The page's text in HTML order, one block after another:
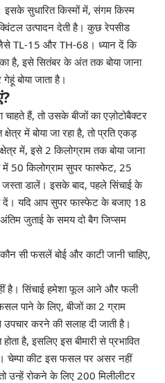
सुधारित किस्मों में, संगम किस्म
उत्पादन देती है। कुछ रेपसीड
TL-15 और TH-68। ध्यान दें कि
है, इसे सितंबर के अंत तक बोया जाना
बोया जाता है।
हैं, तो उसके बीजों का एज़ोटोबैक्टर
में बोया जा रहा है, तो प्रति एकड़
में, इसे 2 किलोग्राम तक बोया जाना
50 किलोग्राम सुपर फास्फेट, 25
जस्ता डालें। इसके बाद, पहले सिंचाई के
दें। यदि आप सुपर फास्फेट के बजाए 18
अंतिम जुताई के समय दो बैग जिप्सम
सी फसलें बोई और काटी जानी चाहिए,
है। सिंचाई हमेशा फूल आने और फली
पाने के लिए, बीजों का 2 ग्राम
उपचार करने की सलाह दी जाती है।
होता है, इसलिए इस बीमारी से प्रभावित
चेम्पा कीट इस फसल पर असर नहीं
उन्हें रोकने के लिए 200 मिलीलीटर